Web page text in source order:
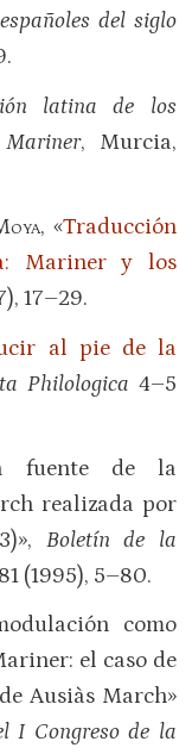
del siglo
latina de los
, Murcia,
, «Traducción
Mariner y los
17–29.
al pie de la
Philologica 4–5
fuente de la
realizada por
Boletín de la
81 (1995), 5–80.
como
el caso de
Ausiàs March»
I Congreso de la